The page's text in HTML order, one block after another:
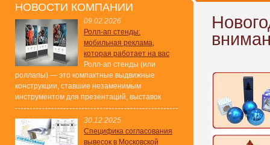
НОВОСТИ КОМПАНИИ
09.02.2026
Ролл-ап стенды:
мобильная реклама,
которая работает на вас
Ролл-ап стенды (или
роллапы) — это компактные выдвижные
конструкции, ставшие незаменимым
инструментом для презентаций, выставок
30.12.2025
Специфика согласования
вывесок в Московской